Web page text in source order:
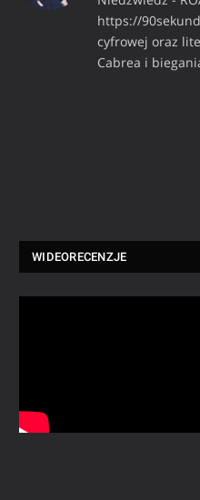
https://
cyfrowej oraz
Cabrea i
WIDEORECENZJE